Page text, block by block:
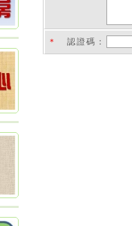
＊ 認證碼 ：